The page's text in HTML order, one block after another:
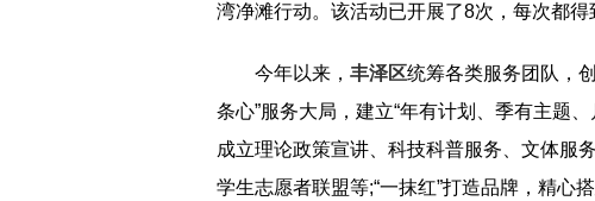
湾净滩行动。该活动已开展了8次，每次都得
今年以来， 丰泽区统筹各类服务团队，
条心”服务大局，建立“年有计划、季有主题
成立理论政策宣讲、科技科普服务、文体服
学生志愿者联盟等;“一抹红”打造品牌，精心